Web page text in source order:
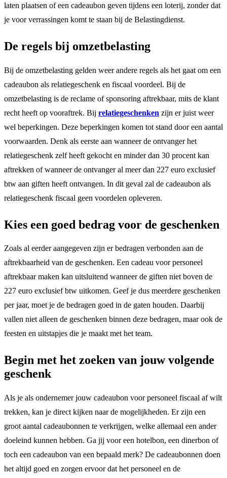
laten plaatsen of een cadeaubon geven tijdens een loterij, zonder dat
je voor verrassingen komt te staan bij de Belastingdienst.
De regels bij omzetbelasting
Bij de omzetbelasting gelden weer andere regels als het gaat om een
cadeaubon als relatiegeschenk en fiscaal voordeel. Bij de
omzetbelasting is de reclame of sponsoring aftrekbaar, mits de klant
recht heeft op vooraftrek. Bij relatiegeschenken zijn er juist weer
wel beperkingen. Deze beperkingen komen tot stand door een aantal
voorwaarden. Denk als eerste aan wanneer de ontvanger het
relatiegeschenk zelf heeft gekocht en minder dan 30 procent kan
aftrekken of wanneer de ontvanger al meer dan 227 euro exclusief
btw aan giften heeft ontvangen. In dit geval zal de cadeaubon als
relatiegeschenk fiscaal geen voordelen opleveren.
Kies een goed bedrag voor de geschenken
Zoals al eerder aangegeven zijn er bedragen verbonden aan de
aftrekbaarheid van de geschenken. Een cadeau voor personeel
aftrekbaar maken kan uitsluitend wanneer de giften niet boven de
227 euro exclusief btw uitkomen. Geef je dus meerdere geschenken
per jaar, moet je de bedragen goed in de gaten houden. Daarbij
vallen niet alleen de geschenken binnen deze bedragen, maar ook de
feesten en uitstapjes die je maakt met het team.
Begin met het zoeken van jouw volgende
geschenk
Als je als ondernemer jouw cadeaubon voor personeel fiscaal af wilt
trekken, kan je direct kijken naar de mogelijkheden. Er zijn een
groot aantal cadeaubonnen te verkrijgen, welke allemaal een ander
doeleind kunnen hebben. Ga jij voor een hotelbon, een dinerbon of
toch een cadeaubon van een bepaald merk? De cadeaubonnen doen
het altijd goed en zorgen ervoor dat het personeel en de